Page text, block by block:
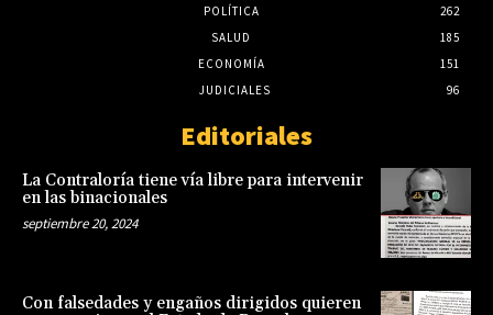
POLÍTICA
262
SALUD
185
ECONOMÍA
151
JUDICIALES
96
Editoriales
La Contraloría tiene vía libre para intervenir
en las binacionales
septiembre 20, 2024
Con falsedades y engaños dirigidos quieren